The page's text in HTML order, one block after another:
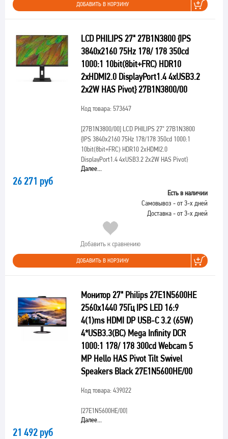
ДОБАВИТЬ В КОРЗИНУ
LCD PHILIPS 27" 27B1N3800 {IPS
3840x2160 75Hz 178/ 178 350cd
1000:1 10bit(8bit+FRC) HDR10
2xHDMI2.0 DisplayPort1.4 4xUSB3.2
2x2W HAS Pivot} 27B1N3800/00
Код товара: 573647
[27B1N3800/00]LCD PHILIPS 27" 27B1N3800
{IPS 3840x2160 75Hz 178/178 350cd 1000:1
10bit(8bit+FRC) HDR10 2xHDMI2.0
DisplayPort1.4 4xUSB3.2 2x2W HAS Pivot}
Далее...
26 271 руб
Есть в наличии
Самовывоз - от 3-х дней
Доставка - от 3-х дней
Добавить к сравнению
ДОБАВИТЬ В КОРЗИНУ
Монитор 27" Philips 27E1N5600HE
2560x1440 75Гц IPS LED 16:9
4(1)ms HDMI DP USB-C 3.2 (65W)
4*USB3.3(BC) Mega Infinity DCR
1000:1 178/ 178 300cd Webcam 5
MP Hello HAS Pivot Tilt Swivel
Speakers Black 27E1N5600HE/00
Код товара: 439022
[27E1N5600HE/00]
Далее...
21 492 руб